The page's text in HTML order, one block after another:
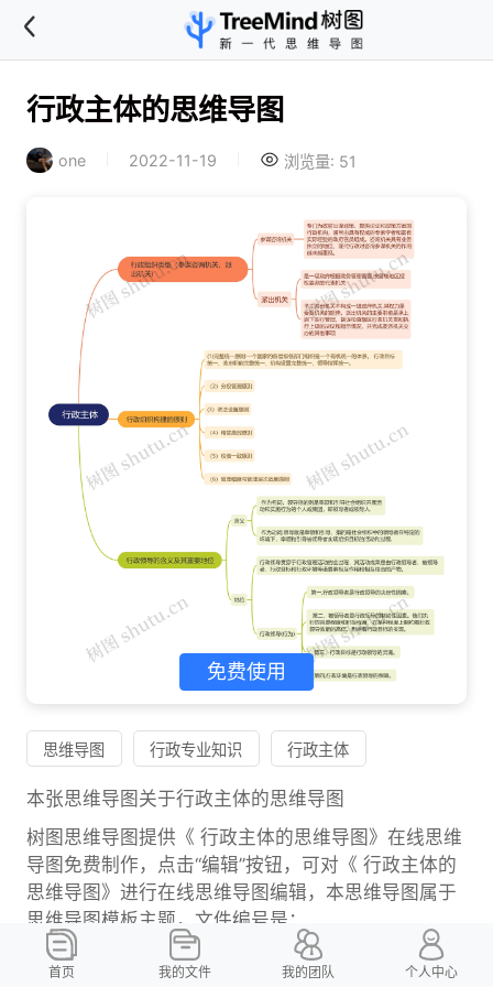
行政主体的思维导图
one 2022-11-19 浏览量: 51
免费使用
思维导图 行政专业知识 行政主体
本张思维导图关于行政主体的思维导图
树图思维导图提供《 行政主体的思维导图》在线思维
导图免费制作，点击“编辑”按钮，可对《 行政主体的
思维导图》进行在线思维导图编辑，本思维导图属于
思维导图模板主题，文件编号是：
879f988d080d094790989d45fde29e9d
首页 我的文件 我的团队 个人中心